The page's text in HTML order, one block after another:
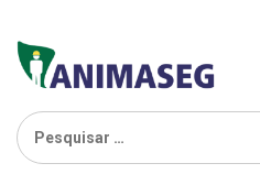
Pesquisar
por: